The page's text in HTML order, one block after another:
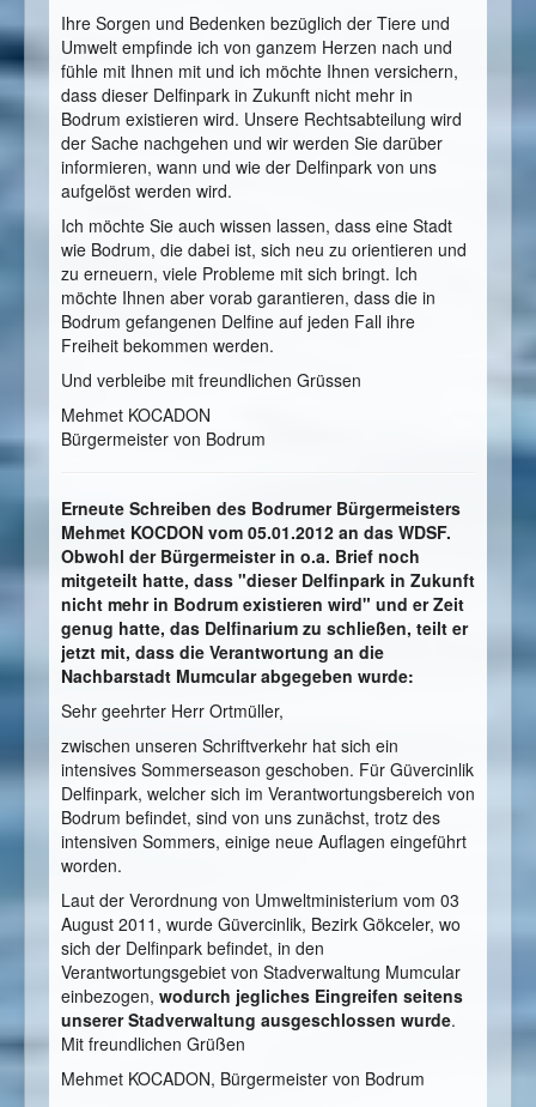
Ihre Sorgen und Bedenken bezüglich der Tiere und
Umwelt empfinde ich von ganzem Herzen nach und
fühle mit Ihnen mit und ich möchte Ihnen versichern,
dass dieser Delfinpark in Zukunft nicht mehr in
Bodrum existieren wird. Unsere Rechtsabteilung wird
der Sache nachgehen und wir werden Sie darüber
informieren, wann und wie der Delfinpark von uns
aufgelöst werden wird.
Ich möchte Sie auch wissen lassen, dass eine Stadt
wie Bodrum, die dabei ist, sich neu zu orientieren und
zu erneuern, viele Probleme mit sich bringt. Ich
möchte Ihnen aber vorab garantieren, dass die in
Bodrum gefangenen Delfine auf jeden Fall ihre
Freiheit bekommen werden.
Und verbleibe mit freundlichen Grüssen
Mehmet KOCADON
Bürgermeister von Bodrum
Erneute Schreiben des Bodrumer Bürgermeisters
Mehmet KOCDON vom 05.01.2012 an das WDSF.
Obwohl der Bürgermeister in o.a. Brief noch
mitgeteilt hatte, dass "dieser Delfinpark in Zukunft
nicht mehr in Bodrum existieren wird" und er Zeit
genug hatte, das Delfinarium zu schließen, teilt er
jetzt mit, dass die Verantwortung an die
Nachbarstadt Mumcular abgegeben wurde:
Sehr geehrter Herr Ortmüller,
zwischen unseren Schriftverkehr hat sich ein
intensives Sommerseason geschoben. Für Güvercinlik
Delfinpark, welcher sich im Verantwortungsbereich von
Bodrum befindet, sind von uns zunächst, trotz des
intensiven Sommers, einige neue Auflagen eingeführt
worden.
Laut der Verordnung von Umweltministerium vom 03
August 2011, wurde Güvercinlik, Bezirk Gökceler, wo
sich der Delfinpark befindet, in den
Verantwortungsgebiet von Stadverwaltung Mumcular
einbezogen, wodurch jegliches Eingreifen seitens
unserer Stadverwaltung ausgeschlossen wurde.
Mit freundlichen Grüßen
Mehmet KOCADON, Bürgermeister von Bodrum